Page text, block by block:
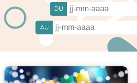
DU
AU